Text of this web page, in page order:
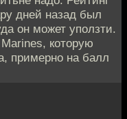
дней назад был
он может уползти.
которую
примерно на балл